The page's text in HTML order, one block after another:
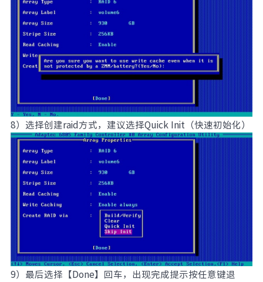
8）选择创建raid方式，建议选择Quick Init（快速初始化）
9）最后选择【Done】回车，出现完成提示按任意键退